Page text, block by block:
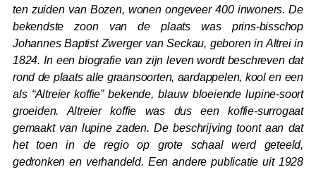
ten zuiden van Bozen, wonen ongeveer 400 inwoners. De
bekendste zoon van de plaats was prins-bisschop
Johannes Baptist Zwerger van Seckau, geboren in Altrei in
1824. In een biografie van zijn leven wordt beschreven dat
rond de plaats alle graansoorten, aardappelen, kool en een
als “Altreier koffie” bekende, blauw bloeiende lupine-soort
groeiden. Altreier koffie was dus een koffie-surrogaat
gemaakt van lupine zaden. De beschrijving toont aan dat
het toen in de regio op grote schaal werd geteeld,
gedronken en verhandeld. Een andere publicatie uit 1928